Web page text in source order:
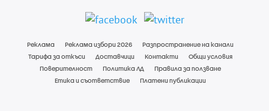
Реклама Реклама избори 2026
Разпространение на канали
Тарифа за откъси
Доставчици Контакти
Общи условия
Поверителност
Политика ЛД
Правила за ползване
Етика и съответствие
Платени публикации